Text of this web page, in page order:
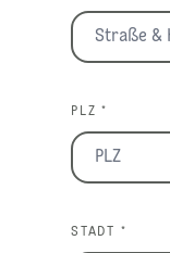
PLZ *
STADT *